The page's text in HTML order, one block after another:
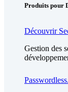
Produits pour
Découvrir
Gestion des